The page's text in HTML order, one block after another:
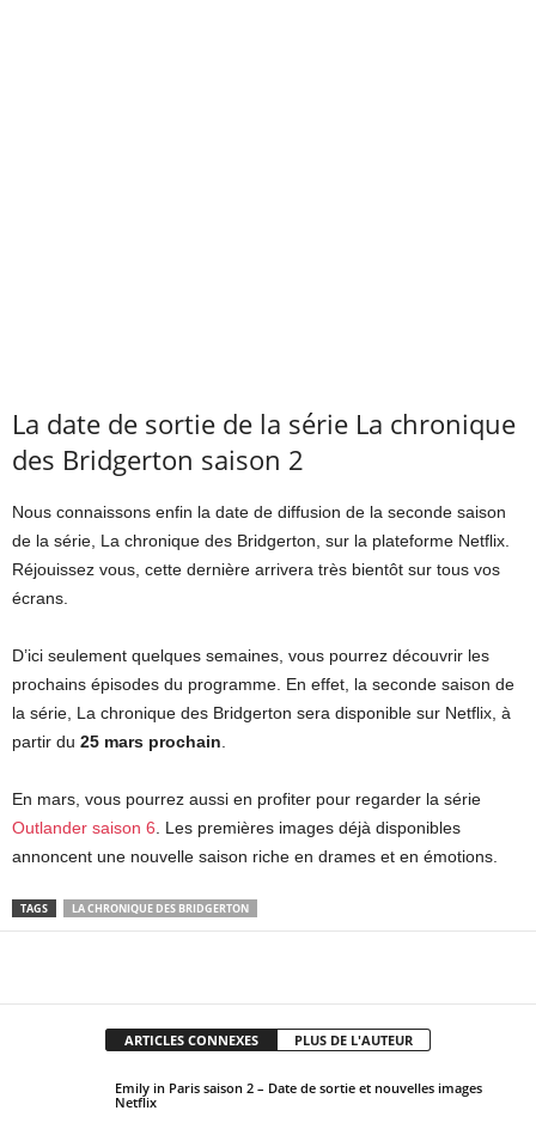
La date de sortie de la série La chronique
des Bridgerton saison 2
Nous connaissons enfin la date de diffusion de la seconde saison
de la série, La chronique des Bridgerton, sur la plateforme Netflix.
Réjouissez vous, cette dernière arrivera très bientôt sur tous vos
écrans.
D’ici seulement quelques semaines, vous pourrez découvrir les
prochains épisodes du programme. En effet, la seconde saison de
la série, La chronique des Bridgerton sera disponible sur Netflix, à
partir du 25 mars prochain.
En mars, vous pourrez aussi en profiter pour regarder la série
Outlander saison 6. Les premières images déjà disponibles
annoncent une nouvelle saison riche en drames et en émotions.
TAGS LA CHRONIQUE DES BRIDGERTON
ARTICLES CONNEXES PLUS DE L'AUTEUR
Emily in Paris saison 2 – Date de sortie et nouvelles images
Netflix